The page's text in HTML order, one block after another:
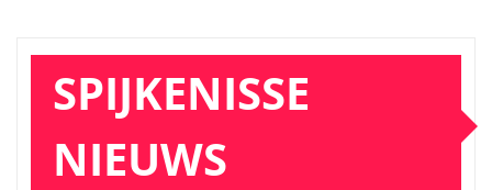
SPIJKENISSE
NIEUWS